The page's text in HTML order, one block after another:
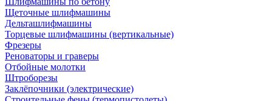
Щеточные шлифмашины
Дельташлифмашины
Торцевые шлифмашины (вертикальные)
Фрезеры
Реноваторы и граверы
Отбойные молотки
Штроборезы
Заклёпочники (электрические)